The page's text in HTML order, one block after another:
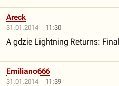
31.01.2014 11:30
Areck
A gdzie Lightning Returns:
31.01.2014 11:39
Emiliano666